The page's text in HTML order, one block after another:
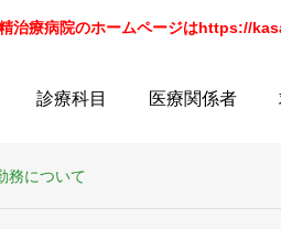
治療病院のホームページはhttps://
診療科目 医療関係者
務について